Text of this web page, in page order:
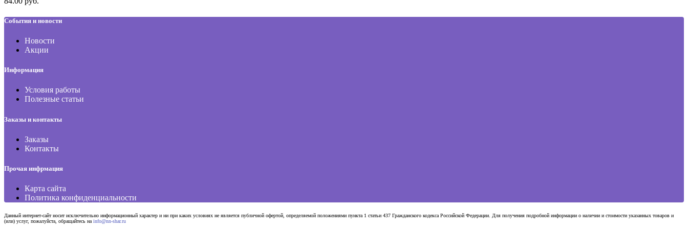
События и новости
Новости
Акции
Информация
Условия работы
Полезные статьи
Заказы и контакты
Заказы
Контакты
Прочая инфрмация
Карта сайта
Политика конфиденциальности
Данный интернет-сайт носит исключительно информационный характер и ни при каких условиях не является публичной офертой, определяемой положениями пункта 1 статьи 437 Гражданского кодекса Российской Федерации. Для получения подробной информации о наличии и стоимости указанных товаров и
(или) услуг, пожалуйста, обращайтесь на info@nn-shar.ru